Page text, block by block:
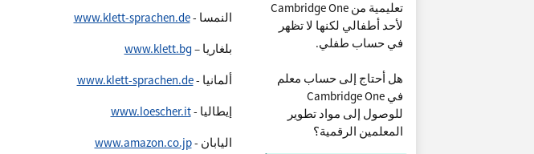
تعليمية من Cambridge One
لأحد أطفالي لكنها لا تظهر
في حساب طفلي.
هل أحتاج إلى حساب معلم
في Cambridge One
للوصول إلى مواد تطوير
المعلمين الرقمية؟
النمسا -www.klett-sprachen.de
بلغاريا –www.klett.bg
ألمانيا -www.klett-sprachen.de
إيطاليا -www.loescher.it
اليابان -www.amazon.co.jp